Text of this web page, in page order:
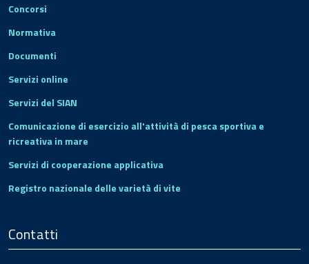
Concorsi
Normativa
Documenti
Servizi online
Servizi del SIAN
Comunicazione di esercizio all'attività di pesca sportiva e
ricreativa in mare
Servizi di cooperazione applicativa
Registro nazionale delle varietà di vite
Contatti